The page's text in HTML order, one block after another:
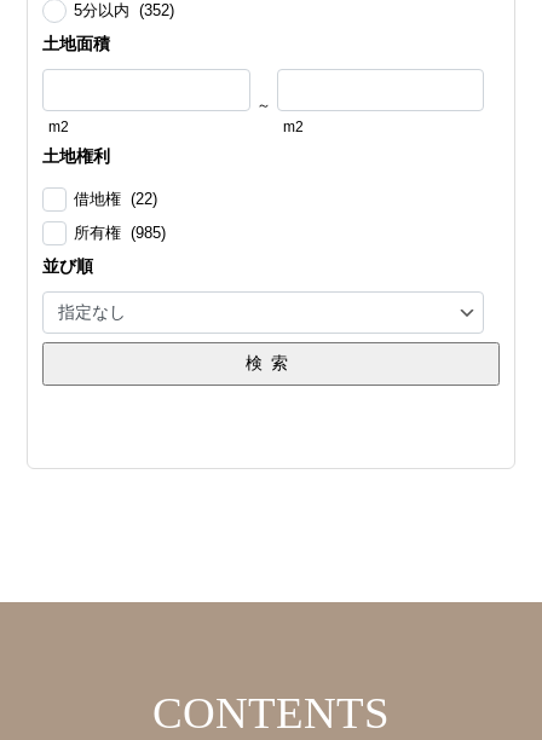
5分以内 (352)
土地面積
m2
～
m2
土地権利
借地権 (22)
所有権 (985)
並び順
検索
CONTENTS